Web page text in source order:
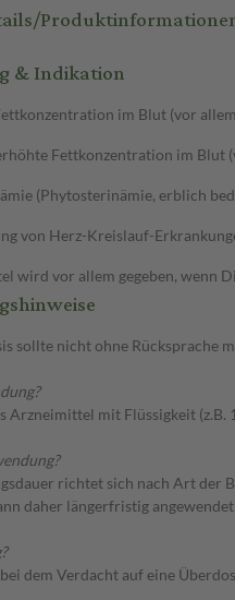
& Indikation
im Blut (vor
Fettkonzentration im Blut
(Phytosterinämie, erblich
von Herz-Kreislauf-
wird vor allem gegeben, wenn
sollte nicht ohne Rücksprache
Arzneimittel mit Flüssigkeit (z.B.
richtet sich nach Art der
daher längerfristig
bei dem Verdacht auf eine